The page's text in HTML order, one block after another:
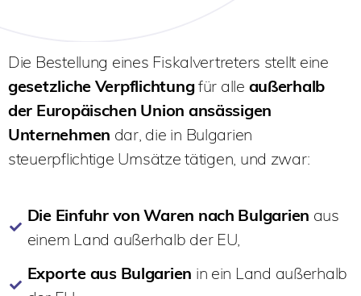
Die Bestellung eines Fiskalvertreters stellt eine
gesetzliche Verpflichtungfür alle außerhalb
der Europäischen Union ansässigen
Unternehmen dar, die in Bulgarien
steuerpflichtige Umsätze tätigen, und zwar:
Die Einfuhr von Waren nach Bulgarien aus
einem Land außerhalb der EU,
Exporte aus Bulgarien in ein Land außerhalb